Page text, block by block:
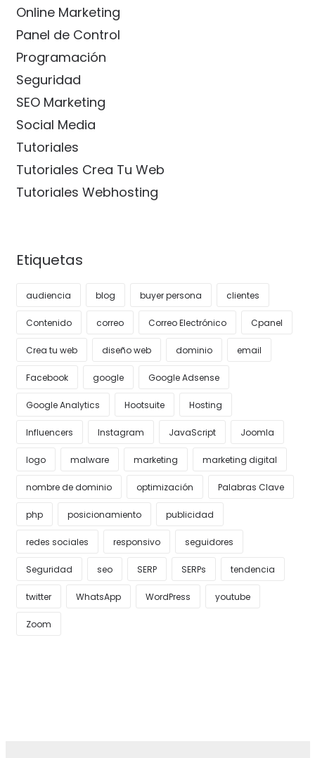
Online Marketing
Panel de Control
Programación
Seguridad
SEO Marketing
Social Media
Tutoriales
Tutoriales Crea Tu Web
Tutoriales Webhosting
Etiquetas
audiencia blog buyer persona clientes
Contenido correo Correo Electrónico Cpanel
Crea tu web diseño web dominio email
Facebook google Google Adsense
Google Analytics Hootsuite Hosting
Influencers Instagram JavaScript Joomla
logo malware marketing marketing digital
nombre de dominio optimización Palabras Clave
php posicionamiento publicidad
redes sociales responsivo seguidores
Seguridad seo SERP SERPs tendencia
twitter WhatsApp WordPress youtube
Zoom